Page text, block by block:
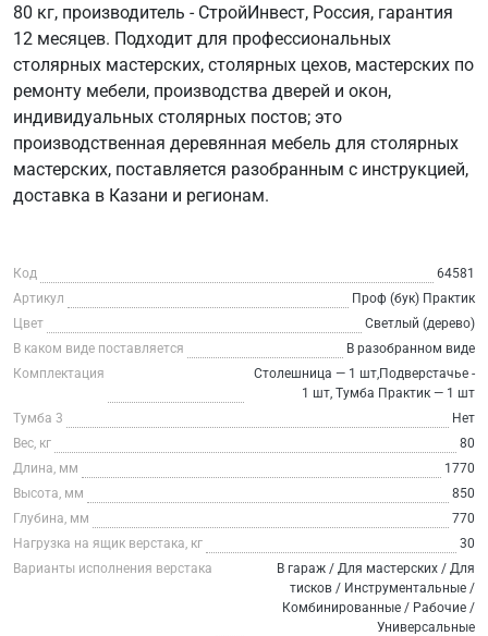
80 кг, производитель - СтройИнвест, Россия, гарантия
12 месяцев. Подходит для профессиональных
столярных мастерских, столярных цехов, мастерских по
ремонту мебели, производства дверей и окон,
индивидуальных столярных постов; это
производственная деревянная мебель для столярных
мастерских, поставляется разобранным с инструкцией,
доставка в Казани и регионам.
Код
64581
Артикул
Проф (бук) Практик
Цвет
Светлый (дерево)
В каком виде поставляется
В разобранном виде
Комплектация
Столешница — 1 шт,Подверстачье -
1 шт, Тумба Практик — 1 шт
Тумба 3
Нет
Вес, кг
80
Длина, мм
1770
Высота, мм
850
Глубина, мм
770
Нагрузка на ящик верстака, кг
30
Варианты исполнения верстака
В гараж / Для мастерских / Для
тисков / Инструментальные /
Комбинированные / Рабочие /
Универсальные